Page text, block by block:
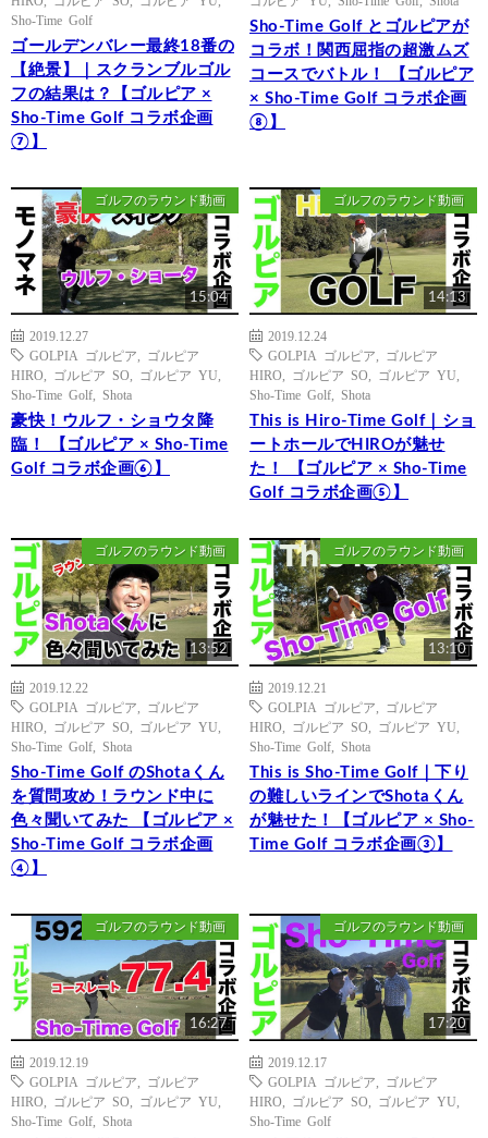
Sho-Time Golf
ゴールデンバレー最終18番の
【絶景】｜スクランブルゴル
フの結果は？【ゴルピア ×
Sho-Time Golf コラボ企画
⑦】
Sho-Time Golf とゴルピアが
コラボ！関西屈指の超激ムズ
コースでバトル！ 【ゴルピア
× Sho-Time Golf コラボ企画
⑧】
ゴルフのラウンド動画
15:04
2019.12.27
GOLPIA ゴルピア
ゴルピア
HIRO
ゴルピア SO ゴルピア YU
Sho-Time Golf
Shota
豪快！ウルフ・ショウタ降
臨！ 【ゴルピア × Sho-Time
Golf コラボ企画⑥】
ゴルフのラウンド動画
14:13
2019.12.24
GOLPIA ゴルピア
ゴルピア
HIRO
ゴルピア SO ゴルピア YU
Sho-Time Golf
Shota
This is Hiro-Time Golf｜ショ
ートホールでHIROが魅せ
た！ 【ゴルピア × Sho-Time
Golf コラボ企画⑤】
ゴルフのラウンド動画
13:52
2019.12.22
GOLPIA ゴルピア
ゴルピア
HIRO
ゴルピア SO ゴルピア YU
Sho-Time Golf
Shota
Sho-Time Golf のShotaくん
を質問攻め！ラウンド中に
色々聞いてみた 【ゴルピア ×
Sho-Time Golf コラボ企画
④】
ゴルフのラウンド動画
13:10
2019.12.21
GOLPIA ゴルピア
ゴルピア
HIRO
ゴルピア SO ゴルピア YU
Sho-Time Golf
Shota
This is Sho-Time Golf｜下り
の難しいラインでShotaくん
が魅せた！【ゴルピア × Sho-
Time Golf コラボ企画③】
ゴルフのラウンド動画
16:27
2019.12.19
GOLPIA ゴルピア
ゴルピア
HIRO
ゴルピア SO ゴルピア YU
Sho-Time Golf
Shota
ゴルフのラウンド動画
17:20
2019.12.17
GOLPIA ゴルピア
ゴルピア
HIRO
ゴルピア SO ゴルピア YU
Sho-Time Golf